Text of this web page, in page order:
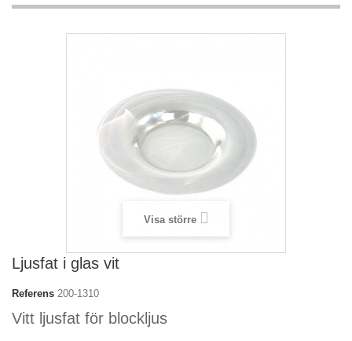
Visa större
Ljusfat i glas vit
Referens 200-1310
Vitt ljusfat för blockljus